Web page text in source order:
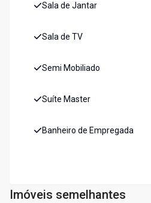
Sala de Jantar
Sala de TV
Semi Mobiliado
Suíte Master
Banheiro de Empregada
Imóveis semelhantes